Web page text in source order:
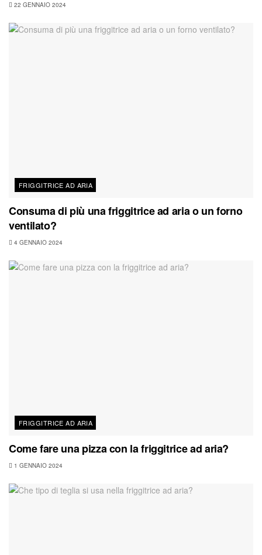
22 GENNAIO 2024
FRIGGITRICE AD ARIA
Consuma di più una friggitrice ad aria o un forno
ventilato?
4 GENNAIO 2024
FRIGGITRICE AD ARIA
Come fare una pizza con la friggitrice ad aria?
1 GENNAIO 2024